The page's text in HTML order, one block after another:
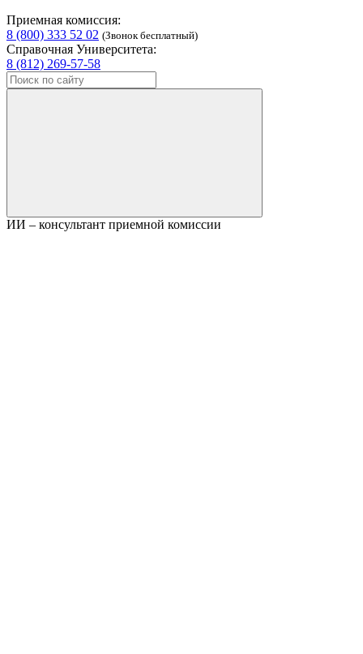
Приемная комиссия:
8 (800) 333 52 02 (Звонок бесплатный)
Справочная Университета:
8 (812) 269-57-58
ИИ – консультант приемной комиссии